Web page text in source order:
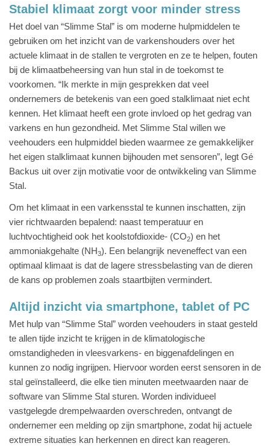
Stabiel klimaat zorgt voor minder stress
Het doel van “Slimme Stal” is om moderne hulpmiddelen te
gebruiken om het inzicht van de varkenshouders over het
actuele klimaat in de stallen te vergroten en ze te helpen, fouten
bij de klimaatbeheersing van hun stal in de toekomst te
voorkomen. “Ik merkte in mijn gesprekken dat veel
ondernemers de betekenis van een goed stalklimaat niet echt
kennen. Het klimaat heeft een grote invloed op het gedrag van
varkens en hun gezondheid. Met Slimme Stal willen we
veehouders een hulpmiddel bieden waarmee ze gemakkelijker
het eigen stalklimaat kunnen bijhouden met sensoren”, legt Gé
Backus uit over zijn motivatie voor de ontwikkeling van Slimme
Stal.
Om het klimaat in een varkensstal te kunnen inschatten, zijn
vier richtwaarden bepalend: naast temperatuur en
luchtvochtigheid ook het koolstofdioxide- (CO2) en het
ammoniakgehalte (NH3). Een belangrijk neveneffect van een
optimaal klimaat is dat de lagere stressbelasting van de dieren
de kans op problemen zoals staartbijten vermindert.
Altijd inzicht via smartphone, tablet of PC
Met hulp van “Slimme Stal” worden veehouders in staat gesteld
te allen tijde inzicht te krijgen in de klimatologische
omstandigheden in vleesvarkens- en biggenafdelingen en
kunnen zo nodig ingrijpen. Hiervoor worden eerst sensoren in de
stal geïnstalleerd, die elke tien minuten meetwaarden naar de
software van Slimme Stal sturen. Worden individueel
vastgelegde drempelwaarden overschreden, ontvangt de
ondernemer een melding op zijn smartphone, zodat hij actuele
extreme situaties kan herkennen en direct kan reageren.